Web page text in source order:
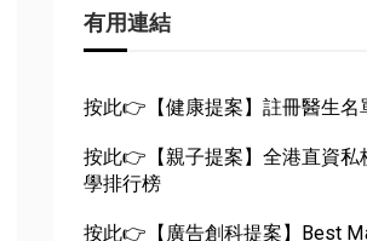
有用連結
按此👉【健康提案】註冊醫生名
按此👉【親子提案】全港直資私
學排行榜
按此👉【廣告創科提案】Best